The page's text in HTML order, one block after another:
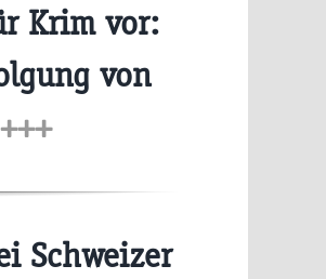
Krim vor:
von
+++
Schweizer